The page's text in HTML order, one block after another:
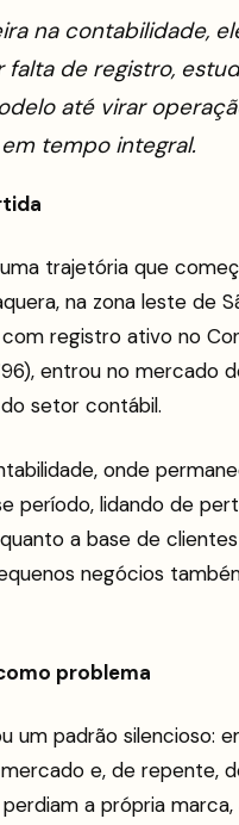
na contabilidade,
de registro,
até virar
tempo integral.
trajetória que
na zona leste de
registro ativo no
entrou no mercado
setor contábil.
onde
período, lidando de
a base de
negócios
problema
um padrão silencioso:
e, de repente,
a própria